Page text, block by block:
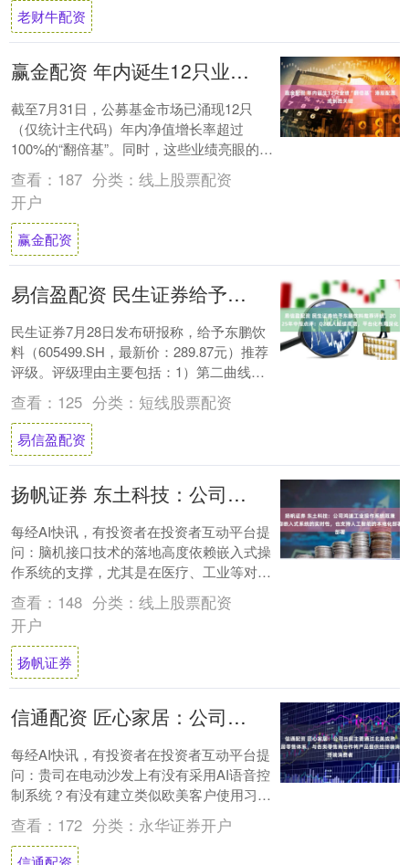
老财牛配资
赢金配资 年内诞生12只业绩“翻倍基” 港股配置成制胜关键
截至7月31日，公募基金市场已涌现12只
（仅统计主代码）年内净值增长率超过
100%的“翻倍基”。同时，这些业绩亮眼的产
品多数聚焦创新药、医药生物、医疗保健等
主题....
查看： 187 分类： 线上股票配资
开户
赢金配资
易信盈配资 民生证券给予东鹏饮料推荐评级，2025年中报点评：Q2收入延续高增，平台化布局深化
民生证券7月28日发布研报称，给予东鹏饮
料（605499.SH，最新价：289.87元）推荐
评级。评级理由主要包括：1）第二曲线增
势亮眼，平台化布局呈加速趋势；....
查看： 125 分类： 短线股票配资
易信盈配资
扬帆证券 东土科技：公司鸿道工业操作系统既兼容嵌入式系统的实时性，也支持人工智能的本地化部署
每经AI快讯，有投资者在投资者互动平台提
问：脑机接口技术的落地高度依赖嵌入式操
作系统的支撑，尤其是在医疗、工业等对实
时性、安全性要求严格的场景中，嵌入式系
统已成....
查看： 148 分类： 线上股票配资
开户
扬帆证券
信通配资 匠心家居：公司当前主要通过北美成熟的家居零售体系，与各类零售商合作将产品提供给终端消费者
每经AI快讯，有投资者在投资者互动平台提
问：贵司在电动沙发上有没有采用AI语音控
制系统？有没有建立类似欧美客户使用习惯
的大数据分析库？未来有考虑在沙发布艺方
面进....
查看： 172 分类： 永华证券开户